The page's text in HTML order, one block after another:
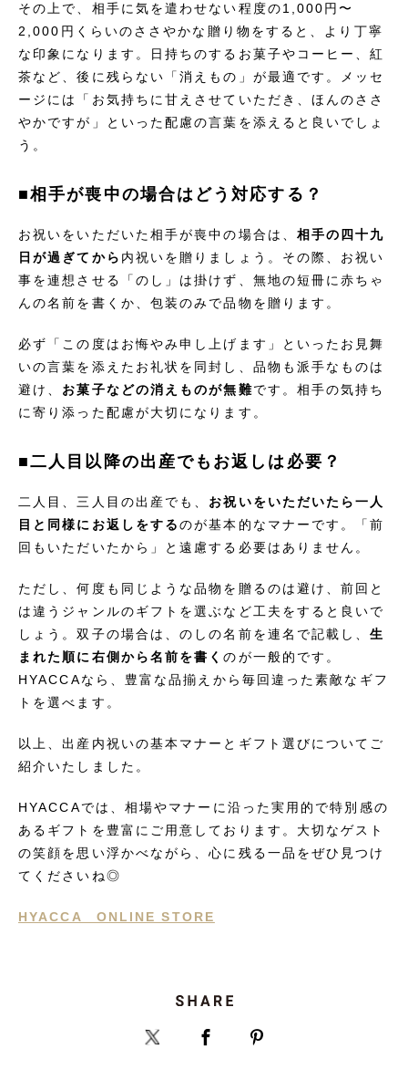
その上で、相手に気を遣わせない程度の1,000円〜
2,000円くらいのささやかな贈り物をすると、より丁寧
な印象になります。日持ちのするお菓子やコーヒー、紅
茶など、後に残らない「消えもの」が最適です。メッセ
ージには「お気持ちに甘えさせていただき、ほんのささ
やかですが」といった配慮の言葉を添えると良いでしょ
う。
■相手が喪中の場合はどう対応する？
お祝いをいただいた相手が喪中の場合は、 相手の四十九
日が過ぎてから 内祝いを贈りましょう。その際、お祝い
事を連想させる「のし」は掛けず、無地の短冊に赤ちゃ
んの名前を書くか、包装のみで品物を贈ります。
必ず「この度はお悔やみ申し上げます」といったお見舞
いの言葉を添えたお礼状を同封し、品物も派手なものは
避け、 お菓子などの消えものが無難です。相手の気持ち
に寄り添った配慮が大切になります。
■二人目以降の出産でもお返しは必要？
二人目、三人目の出産でも、 お祝いをいただいたら一人
目と同様にお返しをするのが基本的なマナーです。「前
回もいただいたから」と遠慮する必要はありません。
ただし、何度も同じような品物を贈るのは避け、前回と
は違うジャンルのギフトを選ぶなど工夫をすると良いで
しょう。双子の場合は、のしの名前を連名で記載し、生
まれた順に右側から名前を書くのが一般的です。
HYACCAなら、豊富な品揃えから毎回違った素敵なギフ
トを選べます。
以上、出産内祝いの基本マナーとギフト選びについてご
紹介いたしました。
HYACCAでは、相場やマナーに沿った実用的で特別感の
あるギフトを豊富にご用意しております。大切なゲスト
の笑顔を思い浮かべながら、心に残る一品をぜひ見つけ
てくださいね◎
HYACCA ONLINE STORE